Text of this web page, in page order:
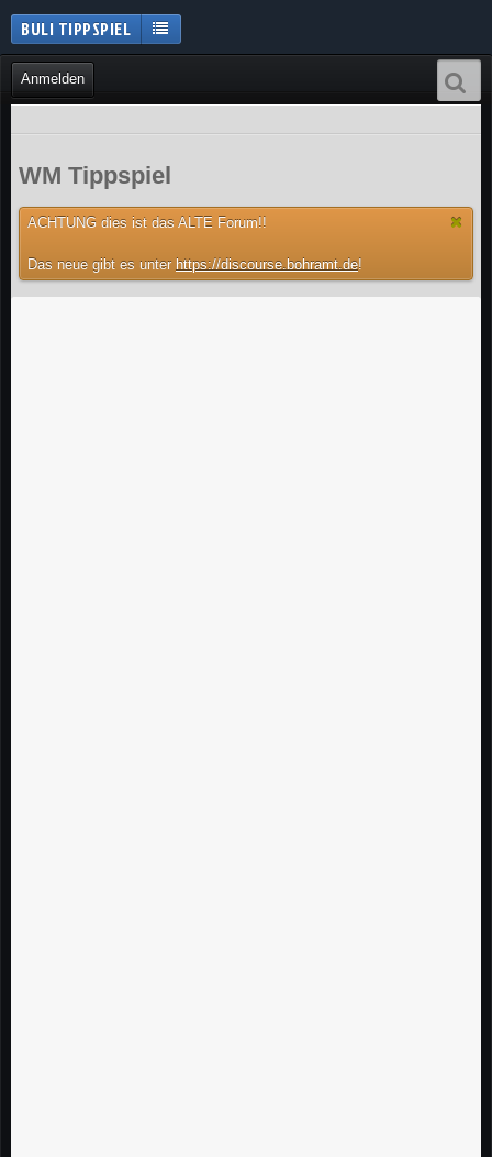
Anmelden
BULI TIPPSPIEL
WM Tippspiel
ACHTUNG dies ist das ALTE Forum!!
Das neue gibt es unter https://discourse.bohramt.de!